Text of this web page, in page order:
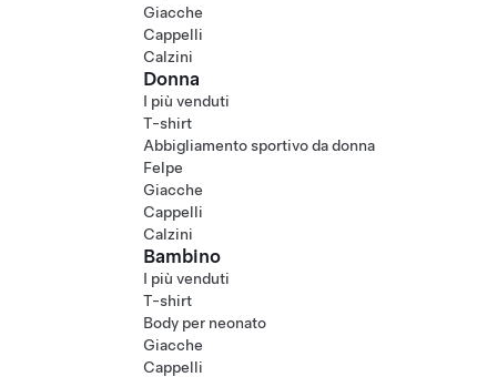
Giacche
Cappelli
Calzini
Donna
I più venduti
T-shirt
Abbigliamento sportivo da donna
Felpe
Giacche
Cappelli
Calzini
Bambino
I più venduti
T-shirt
Body per neonato
Giacche
Cappelli